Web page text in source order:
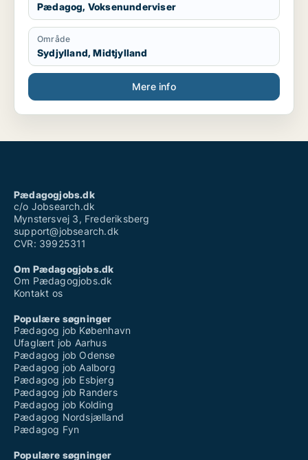
Pædagog, Voksenunderviser
Område
Sydjylland, Midtjylland
Mere info
Pædagogjobs.dk
c/o Jobsearch.dk
Mynstersvej 3, Frederiksberg
support@jobsearch.dk
CVR: 39925311
Om Pædagogjobs.dk
Om Pædagogjobs.dk
Kontakt os
Populære søgninger
Pædagog job København
Ufaglært job Aarhus
Pædagog job Odense
Pædagog job Aalborg
Pædagog job Esbjerg
Pædagog job Randers
Pædagog job Kolding
Pædagog Nordsjælland
Pædagog Fyn
Populære søgninger